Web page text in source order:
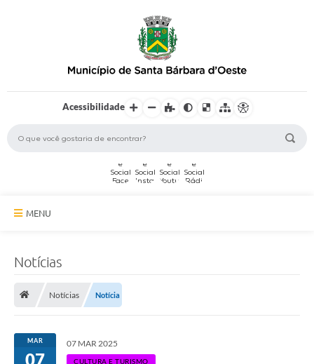
Acessibilidade
MENU
Serviços Online
Transparência
Notícias
Notícias Notícia
MAR
07
07 MAR 2025
CULTURA E TURISMO